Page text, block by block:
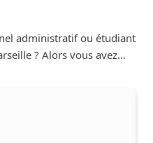
administratif ou étudiant
? Alors vous avez…